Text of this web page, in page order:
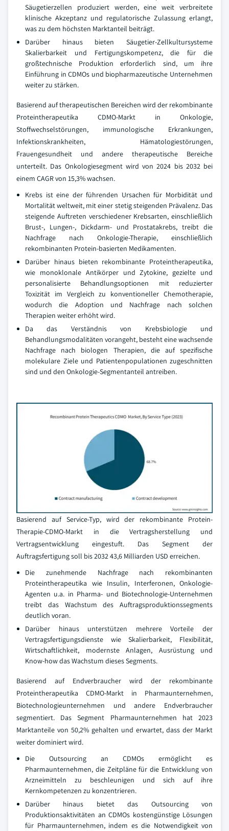
Säugetierzellen produziert werden, eine weit verbreitete
klinische Akzeptanz und regulatorische Zulassung erlangt,
was zu dem höchsten Marktanteil beiträgt.
Darüber hinaus bieten Säugetier-Zellkultursysteme
Skalierbarkeit und Fertigungskompetenz, die für die
großtechnische Produktion erforderlich sind, um ihre
Einführung in CDMOs und biopharmazeutische Unternehmen
weiter zu stärken.
Basierend auf therapeutischen Bereichen wird der rekombinante
Proteintherapeutika CDMO-Markt in Onkologie,
Stoffwechselstörungen, immunologische Erkrankungen,
Infektionskrankheiten, Hämatologiestörungen,
Frauengesundheit und andere therapeutische Bereiche
unterteilt. Das Onkologiesegment wird von 2024 bis 2032 bei
einem CAGR von 15,3% wachsen.
Krebs ist eine der führenden Ursachen für Morbidität und
Mortalität weltweit, mit einer stetig steigenden Prävalenz. Das
steigende Auftreten verschiedener Krebsarten, einschließlich
Brust-, Lungen-, Dickdarm- und Prostatakrebs, treibt die
Nachfrage nach Onkologie-Therapie, einschließlich
rekombinanten Protein-basierten Medikamenten.
Darüber hinaus bieten rekombinante Proteintherapeutika,
wie monoklonale Antikörper und Zytokine, gezielte und
personalisierte Behandlungsoptionen mit reduzierter
Toxizität im Vergleich zu konventioneller Chemotherapie,
wodurch die Adoption und Nachfrage nach solchen
Therapien weiter erhöht wird.
Da das Verständnis von Krebsbiologie und
Behandlungsmodalitäten vorangeht, besteht eine wachsende
Nachfrage nach biologen Therapien, die auf spezifische
molekulare Ziele und Patientenpopulationen zugeschnitten
sind und den Onkologie-Segmentanteil antreiben.
Basierend auf Service-Typ, wird der rekombinante Protein-
Therapie-CDMO-Markt in die Vertragsherstellung und
Vertragsentwicklung eingestuft. Das Segment der
Auftragsfertigung soll bis 2032 43,6 Milliarden USD erreichen.
Die zunehmende Nachfrage nach rekombinanten
Proteintherapeutika wie Insulin, Interferonen, Onkologie-
Agenten u.a. in Pharma- und Biotechnologie-Unternehmen
treibt das Wachstum des Auftragsproduktionssegments
deutlich voran.
Darüber hinaus unterstützen mehrere Vorteile der
Vertragsfertigungsdienste wie Skalierbarkeit, Flexibilität,
Wirtschaftlichkeit, modernste Anlagen, Ausrüstung und
Know-how das Wachstum dieses Segments.
Basierend auf Endverbraucher wird der rekombinante
Proteintherapeutika CDMO-Markt in Pharmaunternehmen,
Biotechnologieunternehmen und andere Endverbraucher
segmentiert. Das Segment Pharmaunternehmen hat 2023
Marktanteile von 50,2% gehalten und erwartet, dass der Markt
weiter dominiert wird.
Die Outsourcing an CDMOs ermöglicht es
Pharmaunternehmen, die Zeitpläne für die Entwicklung von
Arzneimitteln zu beschleunigen und sich auf ihre
Kernkompetenzen zu konzentrieren.
Darüber hinaus bietet das Outsourcing von
Produktionsaktivitäten an CDMOs kostengünstige Lösungen
für Pharmaunternehmen, indem es die Notwendigkeit von